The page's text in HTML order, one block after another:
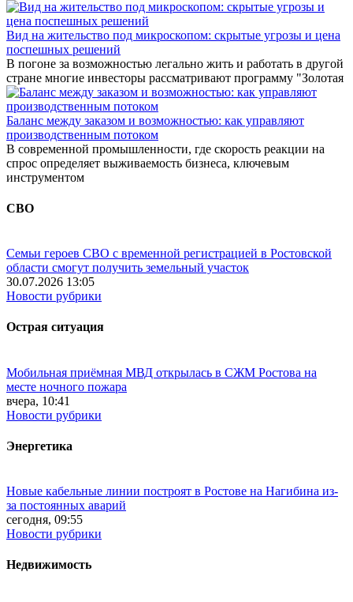
Вид на жительство под микроскопом: скрытые угрозы и цена
поспешных решений
В погоне за возможностью легально жить и работать в другой
стране многие инвесторы рассматривают программу "Золотая
Баланс между заказом и возможностью: как управляют
производственным потоком
В современной промышленности, где скорость реакции на
спрос определяет выживаемость бизнеса, ключевым
инструментом
СВО
Семьи героев СВО с временной регистрацией в Ростовской
области смогут получить земельный участок
30.07.2026 13:05
Новости рубрики
Острая ситуация
Мобильная приёмная МВД открылась в СЖМ Ростова на
месте ночного пожара
вчера, 10:41
Новости рубрики
Энергетика
Новые кабельные линии построят в Ростове на Нагибина из-
за постоянных аварий
сегодня, 09:55
Новости рубрики
Недвижимость